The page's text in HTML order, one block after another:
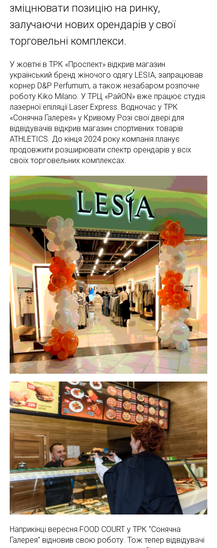
зміцнювати позицію на ринку,
залучаючи нових орендарів у свої
торговельні комплекси.
У жовтні в ТРК «Проспект» відкрив магазин
український бренд жіночого одягу LESIA, запрацював
корнер D&P Perfumum, а також незабаром розпочне
роботу Kiko Milano. У ТРЦ «РайON» вже працює студія
лазерної епіляції Laser Express. Водночас у ТРК
«Сонячна Галерея» у Кривому Розі свої двері для
відвідувачів відкрив магазин спортивних товарів
ATHLETICS. До кінця 2024 року компанія планує
продовжити розширювати спектр орендарів у всіх
своїх торговельних комплексах.
Наприкінці вересня FOOD COURT у ТРК "Сонячна
Галерея" відновив свою роботу. Тож тепер відвідувачі